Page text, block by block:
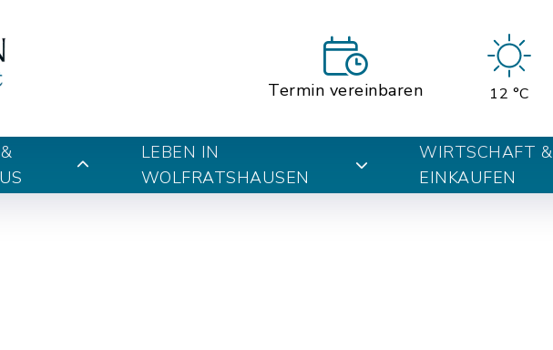
Termin vereinbaren 12 °C
LEBEN IN
WOLFRATSHAUSEN
WIRTSCHAFT &
EINKAUFEN